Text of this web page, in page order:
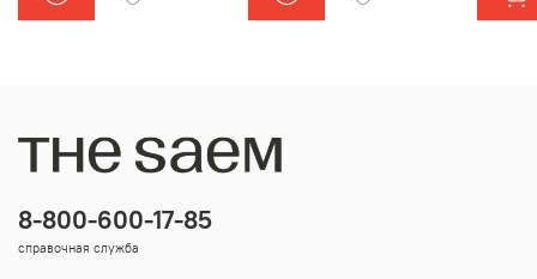
8-800-600-17-85
справочная служба